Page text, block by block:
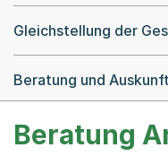
Beratung